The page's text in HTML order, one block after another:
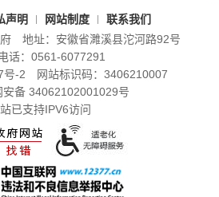
声明 网站制度
联系我们
地址：安徽省濉溪县沱河路92号
话：0561-6077291
号-2
网站标识码：3406210007
安备 34062102001029号
已支持IPV6访问